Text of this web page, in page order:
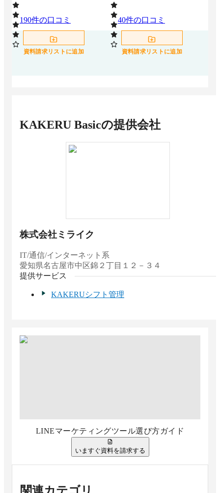
190件の口コミ
資料請求リストに追加
40件の口コミ
資料請求リストに追加
KAKERU Basicの提供会社
株式会社ミライク
IT/通信/インターネット系
愛知県名古屋市中区錦２丁目１２－３４
提供サービス
KAKERUシフト管理
LINEマーケティングツール選び方ガイド
いますぐ資料を請求する